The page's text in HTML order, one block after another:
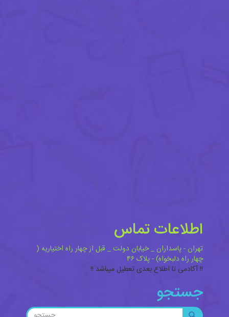
اطلاعات تماس
تهران - پاسداران _ خیابان دولت _ قبل از چهار راه اختیاریه (
چهار راه دلبخواه) - پلاک ۴۶
!! آکادمی تا اطلاع بعدی تعطیل میباشد !!
جستجو